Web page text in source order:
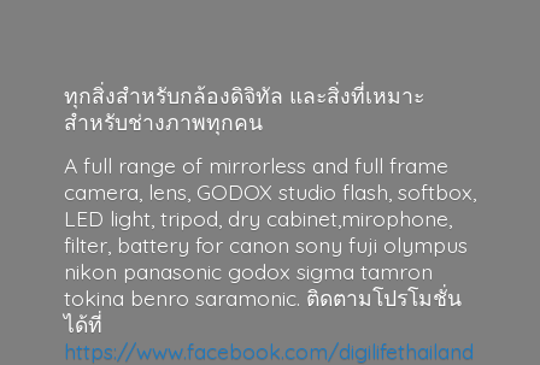
ทุกสิ่งสำหรับกล้องดิจิทัล และสิ่งที่เหมาะ
สำหรับช่างภาพทุกคน
A full range of mirrorless and full frame
camera, lens, GODOX studio flash, softbox,
LED light, tripod, dry cabinet,mirophone,
filter, battery for canon sony fuji olympus
nikon panasonic godox sigma tamron
tokina benro saramonic. ติดตามโปรโมชั่น
ได้ที่
https://www.facebook.com/digilifethailand